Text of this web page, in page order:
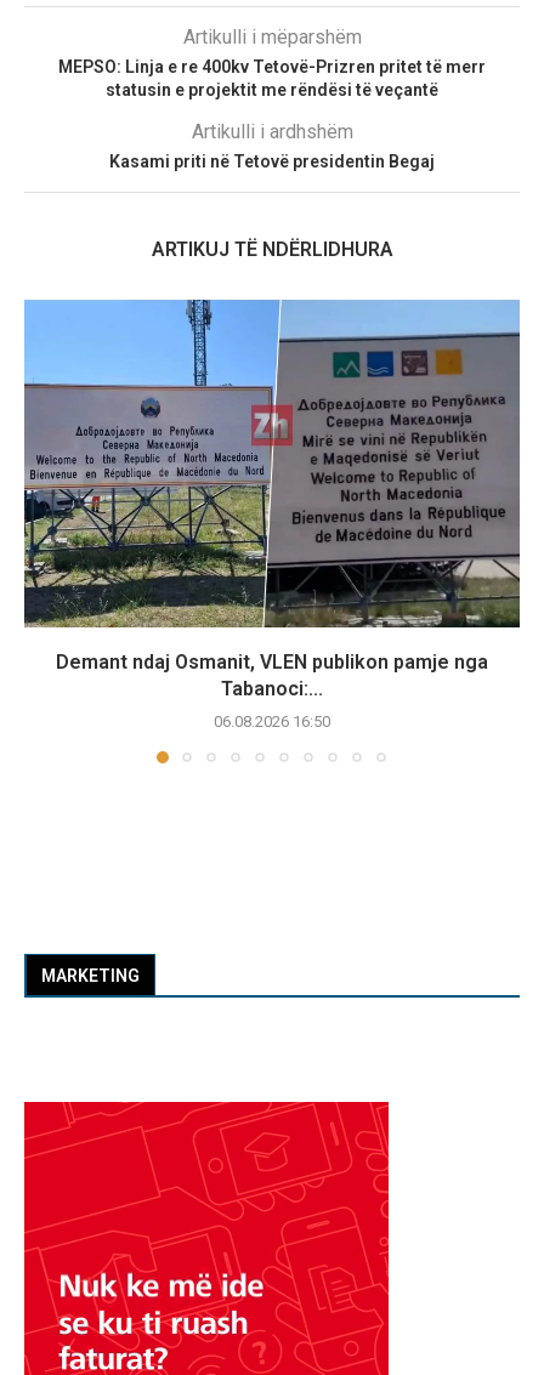
Artikulli i mëparshëm
MEPSO: Linja e re 400kv Tetovë-Prizren pritet të merr
statusin e projektit me rëndësi të veçantë
Artikulli i ardhshëm
Kasami priti në Tetovë presidentin Begaj
ARTIKUJ TË NDËRLIDHURA
Demant ndaj Osmanit, VLEN publikon pamje nga
Tabanoci:...
06.08.2026 16:50
MARKETING